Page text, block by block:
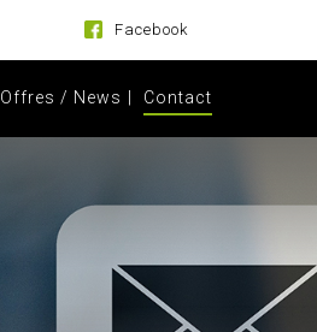
Facebook
Offres / News Contact